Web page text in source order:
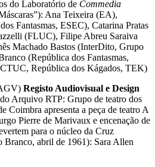
do Laboratório de Commedia
Ana Teixeira (EA),
Fantasmas, ESEC), Catarina Pratas
(FLUC), Filipe Abreu Saraiva
Machado Bastos (InterDito, Grupo
(República dos Fantasmas,
República dos Kágados, TEK)
Registo Audiovisual e Design
Arquivo RTP: Grupo de teatro dos
Coimbra apresenta a peça de teatro A
Pierre de Marivaux e encenação de
para o núcleo da Cruz
Branco, abril de 1961): Sara Allen